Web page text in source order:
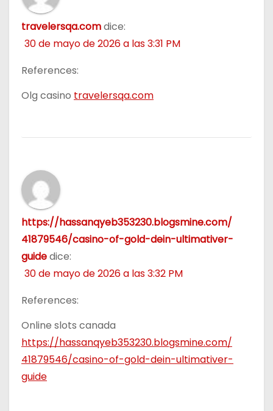
travelersqa.comdice:
30 de mayo de 2026 a las 3:31 PM
References:
Olg casino travelersqa.com
https://hassanqyeb353230.blogsmine.com/
41879546/casino-of-gold-dein-ultimativer-
guidedice:
30 de mayo de 2026 a las 3:32 PM
References:
Online slots canada
https://hassanqyeb353230.blogsmine.com/
41879546/casino-of-gold-dein-ultimativer-
guide